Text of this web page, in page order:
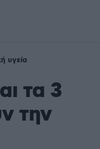
υγεία
τα 3
την